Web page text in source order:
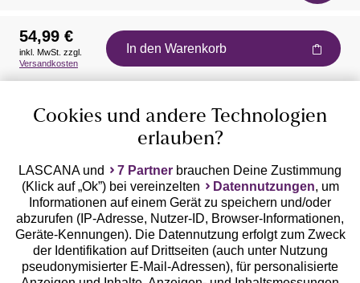
Auszeichnungen
Geprüfte Sicherheit
54,99 €
inkl. MwSt. zzgl.
Versandkosten
In den Warenkorb
Cookies und andere Technologien
erlauben?
LASCANA und 7 Partner brauchen Deine Zustimmung
(Klick auf „Ok”) bei vereinzelten
Datennutzungen, um
Informationen auf einem Gerät zu speichern und/oder
abzurufen (IP-Adresse, Nutzer-ID, Browser-Informationen,
Geräte-Kennungen). Die Datennutzung erfolgt zum Zweck
der Identifikation auf Drittseiten (auch unter Nutzung
pseudonymisierter E-Mail-Adressen), für personalisierte